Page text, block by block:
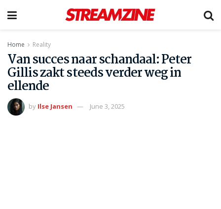
Home Reality
Van succes naar schandaal: Peter
Gillis zakt steeds verder weg in
ellende
by Ilse Jansen June 3, 2025